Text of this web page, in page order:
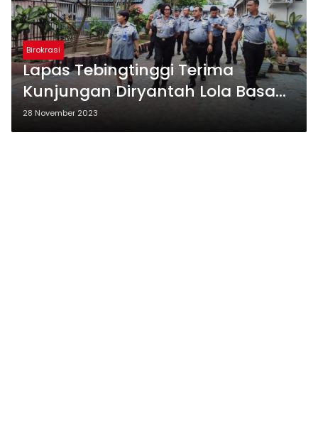
Birokrasi
Lapas Tebingtinggi Terima
Kunjungan Diryantah Lola Basan
Baran Ditjenpas
28 November 2023